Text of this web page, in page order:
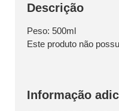
Descrição
Peso: 500ml
Este produto não
Informação